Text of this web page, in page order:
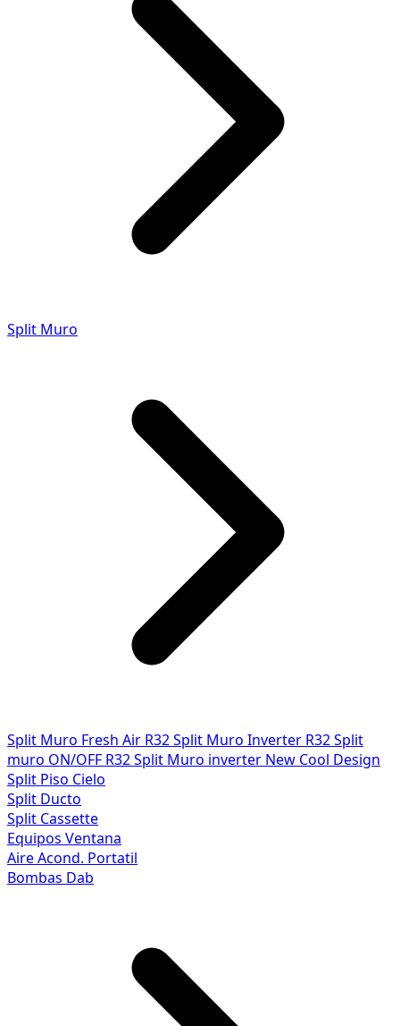
Split Muro
Split Muro Fresh Air R32Split Muro Inverter R32Split
muro ON/OFF R32Split Muro inverter New Cool Design
Split Piso Cielo
Split Ducto
Split Cassette
Equipos Ventana
Aire Acond. Portatil
Bombas Dab